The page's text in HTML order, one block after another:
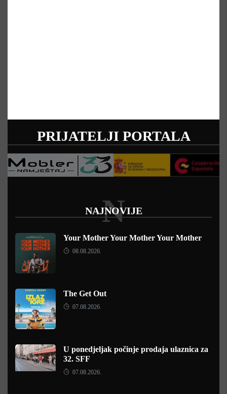
PRIJATELJI PORTALA
NAJNOVIJE
N
Your Mother Your Mother Your Mother
08.08.2026.
The Get Out
07.08.2026.
U ponedjeljak počinje prodaja ulaznica za
32. SFF
07.08.2026.